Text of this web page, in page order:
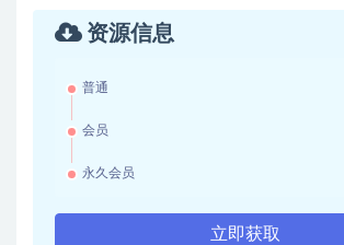
资源信息
普通
会员
永久会员
立即获取